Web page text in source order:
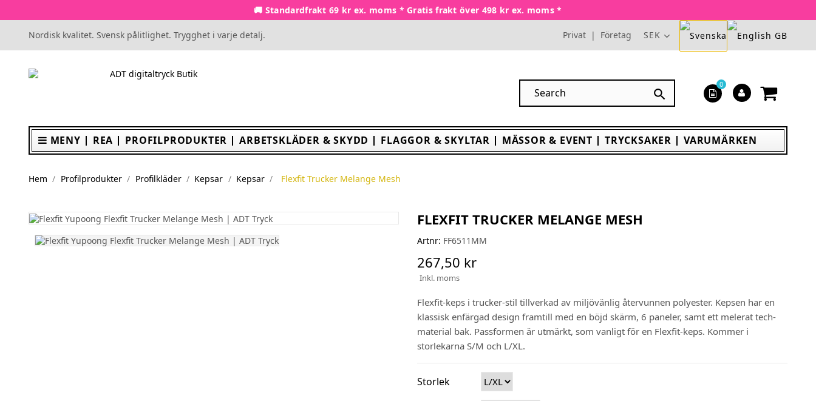
🚚 Standardfrakt 69 kr ex. moms * Gratis frakt över 498 kr ex. moms *
Nordisk kvalitet. Svensk pålitlighet. Trygghet i varje detalj. Privat | Företag SEK

0
MENY REA PROFILPRODUKTER ARBETSKLÄDER & SKYDD FLAGGOR & SKYLTAR MÄSSOR & EVENT TRYCKSAKER VARUMÄRKEN
Hem Profilprodukter Profilkläder Kepsar Kepsar Flexfit Trucker Melange Mesh
FLEXFIT TRUCKER MELANGE MESH
Artnr: FF6511MM
267,50 kr
Inkl. moms
Flexfit-keps i trucker-stil tillverkad av miljövänlig återvunnen polyester. Kepsen har en
klassisk enfärgad design framtill med en böjd skärm, 6 paneler, samt ett melerat tech-
material bak. Passformen är utmärkt, som vanligt för en Flexfit-keps. Kommer i
storlekarna S/M och L/XL.
Storlek